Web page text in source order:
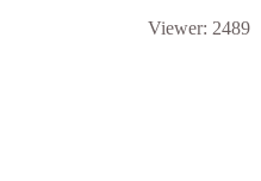
Viewer: 2489